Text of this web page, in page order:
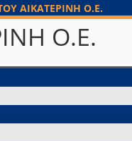
ΑΙΚΑΤΕΡΙΝΗ Ο.Ε.
Ο.Ε.